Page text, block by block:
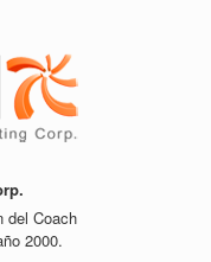
del Coach
2000.